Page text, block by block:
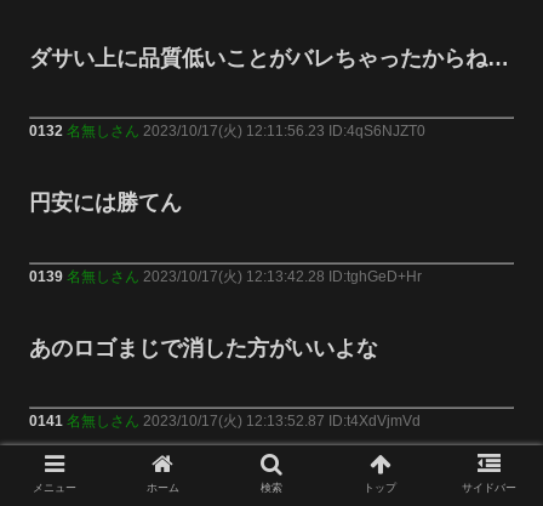
ダサい上に品質低いことがバレちゃったからね…
0132 名無しさん 2023/10/17(火) 12:11:56.23 ID:4qS6NJZT0
円安には勝てん
0139 名無しさん 2023/10/17(火) 12:13:42.28 ID:tghGeD+Hr
あのロゴまじで消した方がいいよな
0141 名無しさん 2023/10/17(火) 12:13:52.87 ID:t4XdVjmVd
まんさんに媚売ってる間に大手ホームセンターが
メニュー ホーム 検索 トップ サイドバー